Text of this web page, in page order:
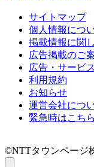
サイトマップ
個人情報につ
掲載情報に関
広告掲載のご
広告・サービ
利用規約
お知らせ
運営会社につ
緊急時はこちら
©NTTタウンページ